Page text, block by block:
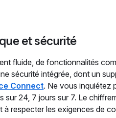
et sécurité
fluide, de fonctionnalités
sécurité intégrée, dont un
Connect. Ne vous inquiétez
sur 24, 7 jours sur 7. Le
à respecter les exigences de